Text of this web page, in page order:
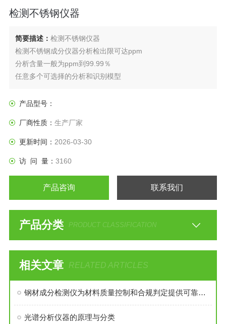
检测不锈钢仪器
简要描述： 检测不锈钢仪器
检测不锈钢成分仪器分析检出限可达ppm
分析含量一般为ppm到99.99％
任意多个可选择的分析和识别模型
X射线不锈钢检测仪器已经被广泛应用于地质、采矿、金属元素
材、电子、医药、环保、啤酒、电力、石化、玩具、等等
产品型号：
厂商性质： 生产厂家
更新时间： 2026-03-30
访 问 量： 3160
产品咨询 联系我们
产品分类 PRODUCT CLASSIFICATION
相关文章 RELATED ARTICLES
钢材成分检测仪为材料质量控制和合规判定提供可靠依据
光谱分析仪器的原理与分类